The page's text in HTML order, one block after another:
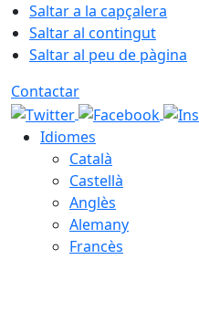
Saltar a la capçalera
Saltar al contingut
Saltar al peu de pàgina
Contactar
Idiomes
Català
Castellà
Anglès
Alemany
Francès